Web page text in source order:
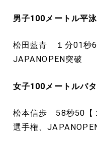
男子100メートル平
松田藍青 １分01秒
JAPANOPEN突破
女子100メートルバ
松本信歩 58秒50【
選手権、